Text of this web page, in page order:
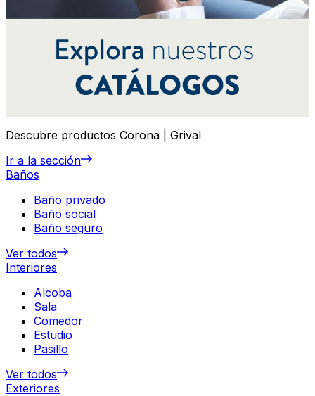
Descubre productos Corona | Grival
Ir a la sección
Baños
Baño privado
Baño social
Baño seguro
Ver todos
Interiores
Alcoba
Sala
Comedor
Estudio
Pasillo
Ver todos
Exteriores